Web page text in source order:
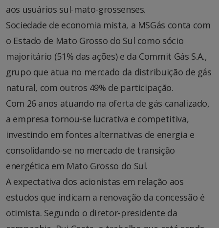
aos usuários sul-mato-grossenses.
Sociedade de economia mista, a MSGás conta com
o Estado de Mato Grosso do Sul como sócio
majoritário (51% das ações) e da Commit Gás S.A.,
grupo que atua no mercado da distribuição de gás
natural, com outros 49% de participação.
Com 26 anos atuando na oferta de gás canalizado,
a empresa tornou-se lucrativa e competitiva,
investindo em fontes alternativas de energia e
consolidando-se no mercado de transição
energética em Mato Grosso do Sul.
A expectativa dos acionistas em relação aos
estudos que indicam a renovação da concessão é
otimista. Segundo o diretor-presidente da